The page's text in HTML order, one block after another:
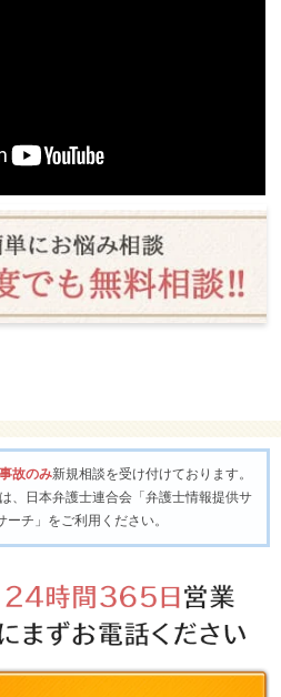
故のみ新規相談を受け付けております。
、日本弁護士連合会「弁護士情報提供サ
ーチ」をご利用ください。